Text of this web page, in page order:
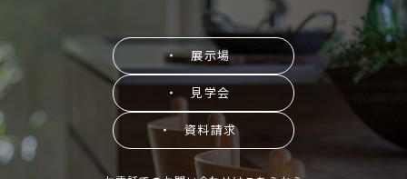
・ 展示場
・ 見学会
・ 資料請求